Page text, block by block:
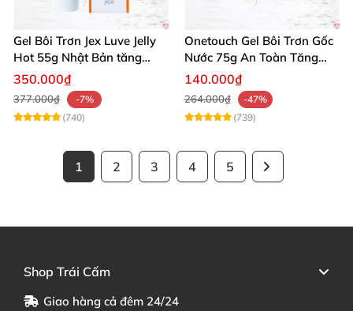
Gel Bôi Trơn Jex Luve Jelly
Hot 55g Nhật Bản tăng
khoái cảm nữ dễ sử dụng
350.000₫
377.000₫
-7%
(740)
Onetouch Gel Bôi Trơn Gốc
Nước 75g An Toàn Tăng
Khoái Cảm
140.000₫
264.000₫
-47%
(739)
1 2 3 4 5
Shop Trái Cấm
Giao hàng cả đêm 24/24